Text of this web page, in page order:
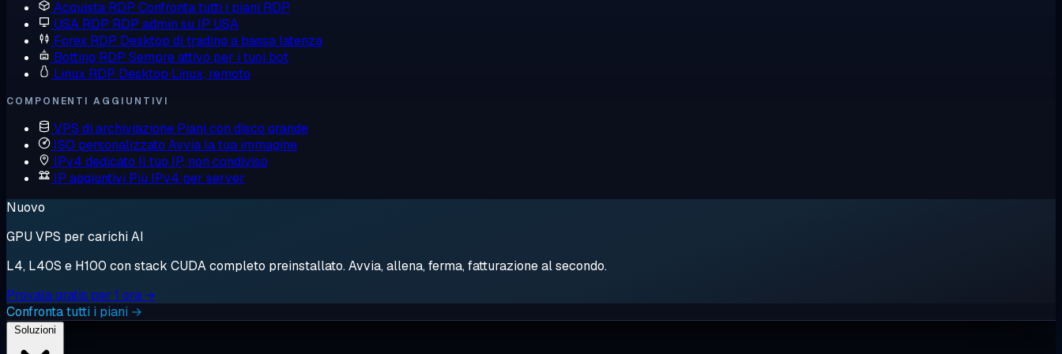
Acquista RDP Confronta tutti i piani RDP
USA RDP RDP admin su IP USA
Forex RDP Desktop di trading a bassa latenza
Botting RDP Sempre attivo per i tuoi bot
Linux RDP Desktop Linux, remoto
COMPONENTI AGGIUNTIVI
VPS di archiviazione Piani con disco grande
ISO personalizzato Avvia la tua immagine
IPv4 dedicato Il tuo IP, non condiviso
IP aggiuntivi Più IPv4 per server
Nuovo
GPU VPS per carichi AI
L4, L40S e H100 con stack CUDA completo preinstallato. Avvia, allena, ferma, fatturazione al secondo.
Provala gratis per 1 ora →
Confronta tutti i piani →